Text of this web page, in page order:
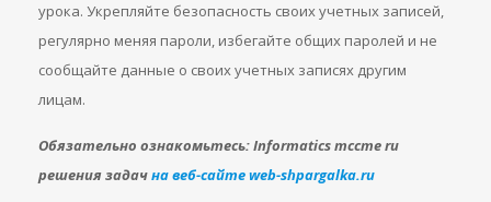
урока. Укрепляйте безопасность своих учетных записей,
регулярно меняя пароли, избегайте общих паролей и не
сообщайте данные о своих учетных записях другим
лицам.
Обязательно ознакомьтесь: Informatics mccme ru
решения задачна веб-сайте web-shpargalka.ru